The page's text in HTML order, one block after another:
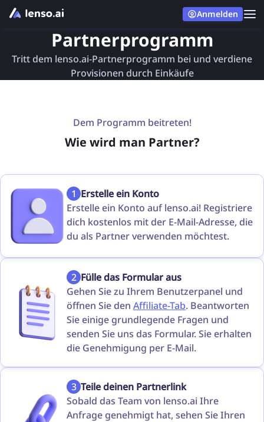
Anmelden
Partnerprogramm
Tritt dem lenso.ai-Partnerprogramm bei und verdiene
Provisionen durch Einkäufe
Dem Programm beitreten!
Wie wird man Partner?
1 Erstelle ein Konto
Erstelle ein Konto auf lenso.ai! Registriere
dich kostenlos mit der E-Mail-Adresse, die
du als Partner verwenden möchtest.
2 Fülle das Formular aus
Gehen Sie zu Ihrem Benutzerpanel und
öffnen Sie den Affiliate-Tab. Beantworten
Sie einige grundlegende Fragen und
senden Sie uns das Formular. Sie erhalten
die Genehmigung per E-Mail.
3 Teile deinen Partnerlink
Sobald das Team von lenso.ai Ihre
Anfrage genehmigt hat, sehen Sie Ihren